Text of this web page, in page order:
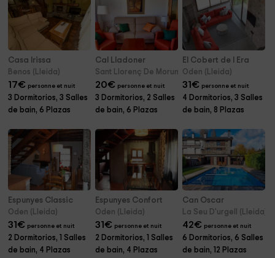
Casa Irissa
Benos (Lleida)
17€ personne et nuit
3 Dormitorios, 3 Salles
de bain, 6 Plazas
Cal Lladoner
Sant Llorenç De Morunys (Lleida)
20€ personne et nuit
3 Dormitorios, 2 Salles
de bain, 6 Plazas
El Cobert de l Era
Oden (Lleida)
31€ personne et nuit
4 Dormitorios, 3 Salles
de bain, 8 Plazas
Espunyes Classic
Oden (Lleida)
31€ personne et nuit
2 Dormitorios, 1 Salles
de bain, 4 Plazas
Espunyes Confort
Oden (Lleida)
31€ personne et nuit
2 Dormitorios, 1 Salles
de bain, 4 Plazas
Can Oscar
La Seu D'urgell (Lleida)
42€ personne et nuit
6 Dormitorios, 6 Salles
de bain, 12 Plazas